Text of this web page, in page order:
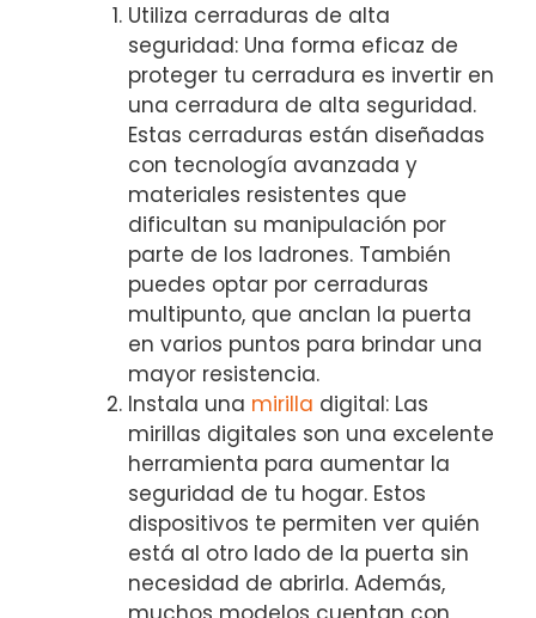
Utiliza cerraduras de alta
seguridad: Una forma eficaz de
proteger tu cerradura es‍ invertir en
una‍ cerradura de alta seguridad.
Estas cerraduras ⁤están diseñadas
con tecnología avanzada y
‍materiales resistentes que
dificultan su manipulación por
parte de los ladrones. También
puedes optar por cerraduras
multipunto,‌ que anclan la puerta
en ‌varios puntos para brindar una
mayor resistencia.
Instala una mirilla digital: Las
mirillas digitales son⁣ una excelente
herramienta para aumentar la‍
seguridad de ‍tu hogar. Estos
dispositivos te permiten ver quién
está al ‍otro⁤ lado de la ⁤puerta‍ sin
necesidad de abrirla. Además,